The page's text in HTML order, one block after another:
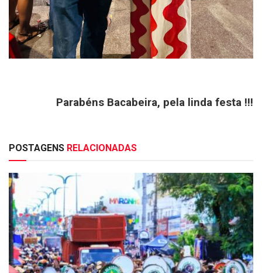
Parabéns Bacabeira, pela linda festa !!!
POSTAGENS RELACIONADAS